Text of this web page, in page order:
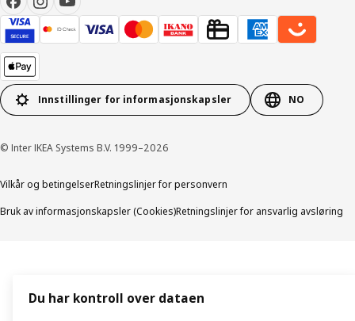
Innstillinger for informasjonskapsler NO
© Inter IKEA Systems B.V. 1999–2026
Vilkår og betingelserRetningslinjer for personvern
Bruk av informasjonskapsler (Cookies)Retningslinjer for ansvarlig avsløring
Du har kontroll over dataen